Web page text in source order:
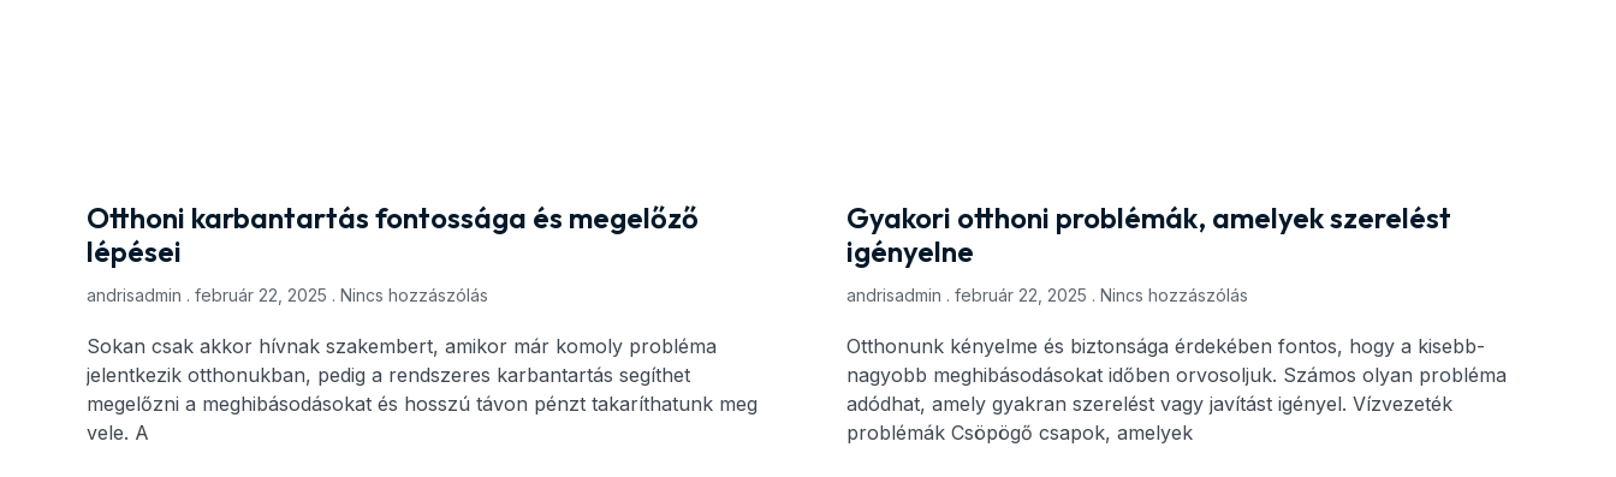
Otthoni karbantartás fontossága és megelőző
lépései
andrisadmin február 22, 2025 Nincs hozzászólás
Sokan csak akkor hívnak szakembert, amikor már komoly probléma
jelentkezik otthonukban, pedig a rendszeres karbantartás segíthet
megelőzni a meghibásodásokat és hosszú távon pénzt takaríthatunk meg
vele. A
Gyakori otthoni problémák, amelyek szerelést
igényelne
andrisadmin február 22, 2025 Nincs hozzászólás
Otthonunk kényelme és biztonsága érdekében fontos, hogy a kisebb-
nagyobb meghibásodásokat időben orvosoljuk. Számos olyan probléma
adódhat, amely gyakran szerelést vagy javítást igényel. Vízvezeték
problémák Csöpögő csapok, amelyek